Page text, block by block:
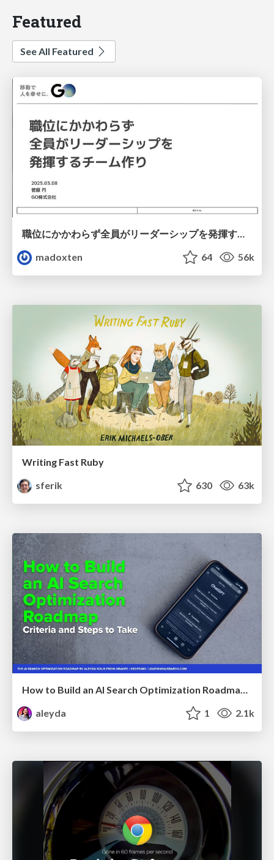
Featured
See All Featured
職位にかかわらず全員がリーダーシップを発揮するチーム作り / Building a team where everyone can demonstrate leadership regardless of position
madoxten
64 56k
Writing Fast Ruby
sferik
630 63k
How to Build an AI Search Optimization Roadmap - Criteria and Steps to Take #SEOIRL
aleyda
1 2.1k